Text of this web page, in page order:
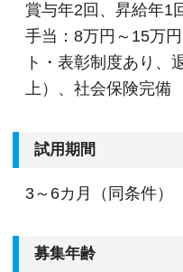
賞与年2回、昇給年1
手当：8万円～15万
ト・表彰制度あり、
上）、社会保険完備
試用期間
3～6カ月（同条件）
募集年齢